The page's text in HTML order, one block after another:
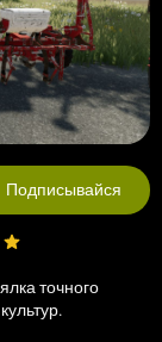
Подписывайся
точного